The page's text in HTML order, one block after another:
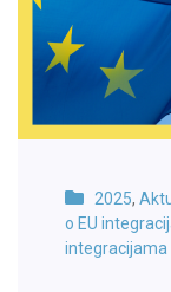
2025,
o EU
integracijama